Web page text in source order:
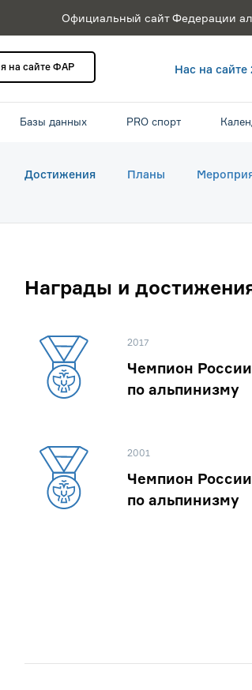
Официальный сайт Федерации
на сайте ФАР Нас на сайте
Базы данных PRO спорт
Достижения Планы
Награды и
2017
Чемпион России
по альпинизму
2001
Чемпион России
по альпинизму